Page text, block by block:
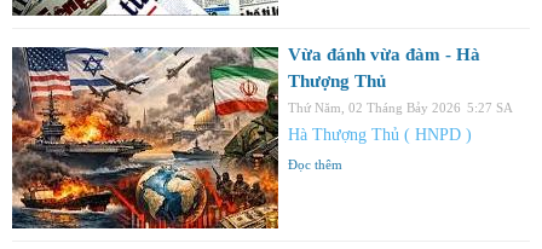
Vừa đánh vừa đàm - Hà
Thượng Thủ
Thứ Năm, 02 Tháng Bảy 2026 5:27 SA
Hà Thượng Thủ ( HNPD )
Đọc thêm